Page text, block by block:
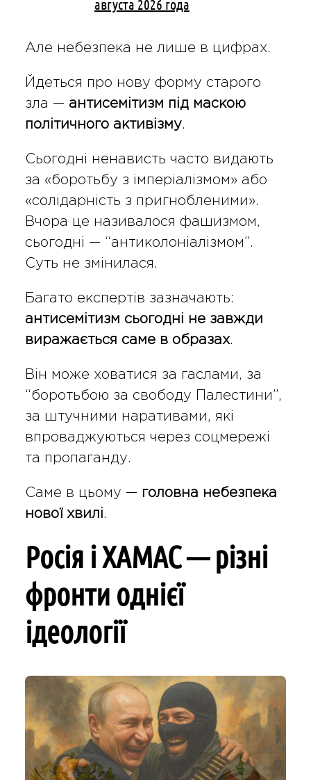
августа 2026 года
Але небезпека не лише в цифрах.
Йдеться про нову форму старого
зла — антисемітизм під маскою
політичного активізму.
Сьогодні ненависть часто видають
за «боротьбу з імперіалізмом» або
«солідарність з пригнобленими».
Вчора це називалося фашизмом,
сьогодні — “антиколоніалізмом”.
Суть не змінилася.
Багато експертів зазначають:
антисемітизм сьогодні не завжди
виражається саме в образах.
Він може ховатися за гаслами, за
“боротьбою за свободу Палестини”,
за штучними наративами, які
впроваджуються через соцмережі
та пропаганду.
Саме в цьому — головна небезпека
нової хвилі.
Росія і ХАМАС — різні
фронти однієї
ідеології